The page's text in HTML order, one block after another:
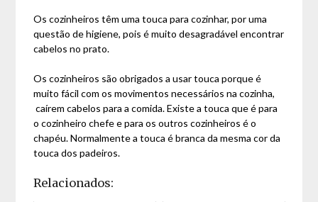
Os cozinheiros têm uma touca para cozinhar, por uma
questão de higiene, pois é muito desagradável encontrar
cabelos no prato.
Os cozinheiros são obrigados a usar touca porque é
muito fácil com os movimentos necessários na cozinha,
caírem cabelos para a comida. Existe a touca que é para
o cozinheiro chefe e para os outros cozinheiros é o
chapéu. Normalmente a touca é branca da mesma cor da
touca dos padeiros.
Relacionados: